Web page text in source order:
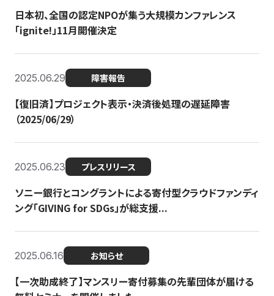
日本初、全国の認定NPOが集う大規模カンファレンス
「ignite!」11月開催決定
2025.06.29 障害報告
【復旧済】プロジェクト表示・決済後処理の遅延障害
（2025/06/29）
2025.06.23 プレスリリース
ソニー銀行とコングラントによる寄付型クラウドファンディ
ング「GIVING for SDGs」が総支援...
2025.06.16 お知らせ
【一次助成終了】マンスリー寄付募集の先輩団体が届ける